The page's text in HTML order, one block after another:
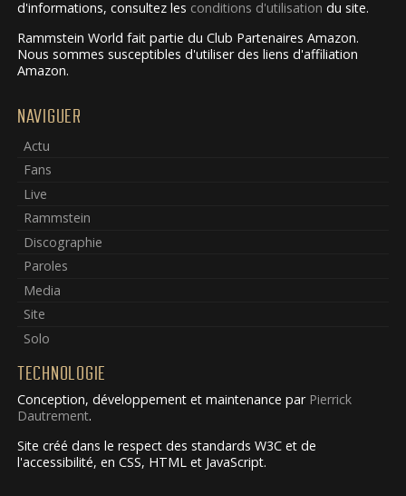
d'informations, consultez les conditions d'utilisation du site.
Rammstein World fait partie du Club Partenaires Amazon.
Nous sommes susceptibles d'utiliser des liens d'affiliation
Amazon.
NAVIGUER
Actu
Fans
Live
Rammstein
Discographie
Paroles
Media
Site
Solo
TECHNOLOGIE
Conception, développement et maintenance par Pierrick
Dautrement.
Site créé dans le respect des standards W3C et de
l'accessibilité, en CSS, HTML et JavaScript.